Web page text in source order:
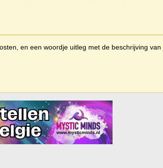
en een woordje uitleg met de beschrijving van